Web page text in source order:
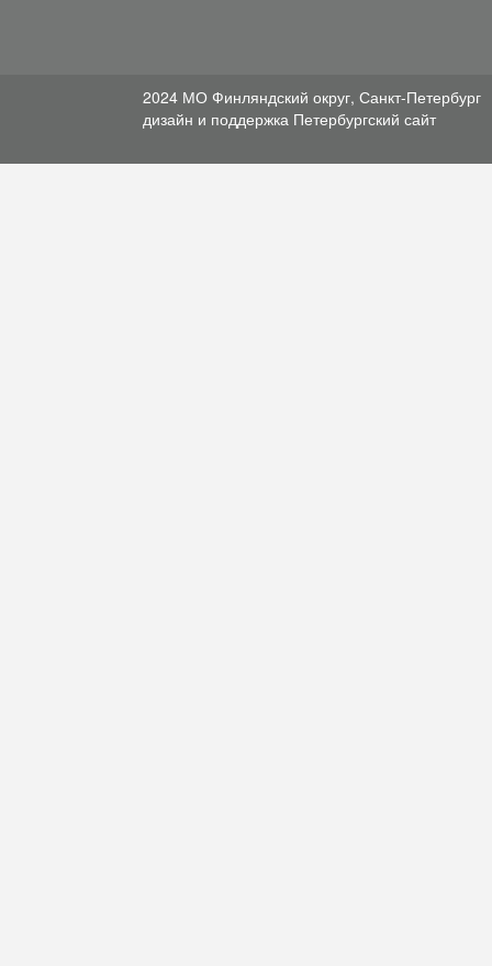
2024 МО Финляндский округ, Санкт-Петербург
дизайн и поддержка Петербургский сайт